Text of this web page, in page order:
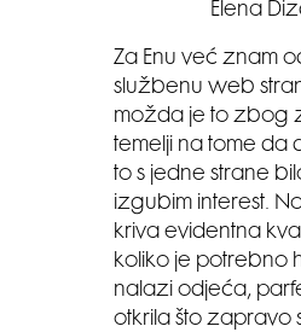
Elena
Za Enu već znam
službenu web
možda je to zbog
temelji na tome da
to s jedne strane
izgubim interest.
kriva evidentna
koliko je potrebno
nalazi odjeća,
otkrila što zapravo